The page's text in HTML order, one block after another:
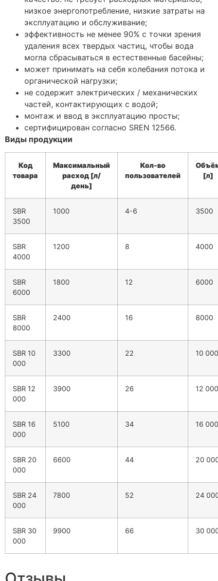
низкое энергопотребление, низкие затраты на
эксплуатацию и обслуживание;
эффективность не менее 90% с точки зрения
удаления всех твердых частиц, чтобы вода
могла сбрасываться в естественные басейны;
может принимать на себя колебания потока и
органической нагрузки;
не содержит электрических / механических
частей, контактирующих с водой;
монтаж и ввод в эксплуатацию просты;
сертифицирован согласно SREN 12566.
Виды продукции
Код
товара
Максимальный
расход [л/
день]
Кол-во
пользователей
[л]
SBR
3500
1000 4-6 3500
SBR
4000
1200 8 4000
SBR
6000
1800 12 6000
SBR
8000
2400 16 8000
SBR 10
000
3300 22 10 000
SBR 12
000
3900 26 12 000
SBR 16
000
5100 34 16 000
SBR 20
000
6600 44 20
SBR 24
000
7800 52 24
SBR 30
000
9900 66 30